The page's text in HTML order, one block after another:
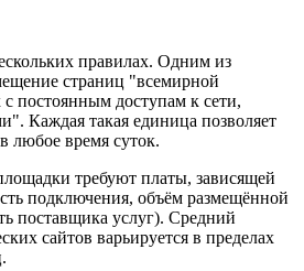
правилах. Одним из
страниц "всемирной
постоянным доступам к сети,
Каждая такая единица позволяет
любое время суток.
требуют платы, зависящей
подключения, объём размещённой
поставщика услуг). Средний
сайтов варьируется в пределах